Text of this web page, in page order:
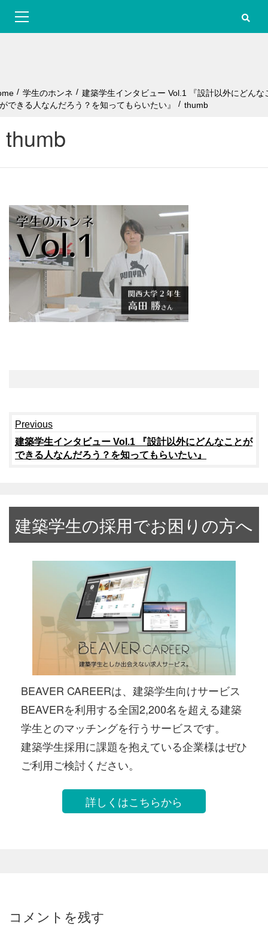
o
n
学生のホンネ
建築学生インタビュー Vol.1 『設計以外にどんな
できる人なんだろう？を知ってもらいたい』
thumb
thumb
Continue
Reading
Previous
建築学生インタビュー Vol.1 『設計以外にどんなことが
できる人なんだろう？を知ってもらいたい』
建築学生の採用でお困りの方へ
BEAVER CAREERは、建築学生向けサービス
BEAVERを利用する全国2,200名を超える建築
学生とのマッチングを行うサービスです。
建築学生採用に課題を抱えている企業様はぜひ
ご利用ご検討ください。
詳しくはこちらから
コメントを残す